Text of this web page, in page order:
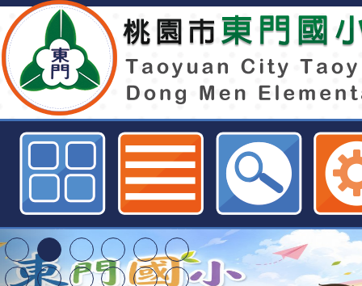
寶佳新住民獎學金-桃園市東門國